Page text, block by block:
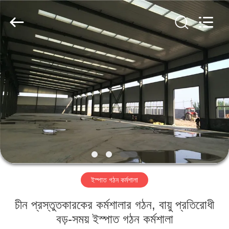
বাড়ি
পণ্য
ভিডিও
ভিআর
শো
আমাদের
Qingdao
Fabrication
Rights
Reserved.
ইস্পাত গঠন কর্মশালা
চীন প্রস্তুতকারকের কর্মশালার গঠন, বায়ু প্রতিরোধী
বড়-সময় ইস্পাত গঠন কর্মশালা